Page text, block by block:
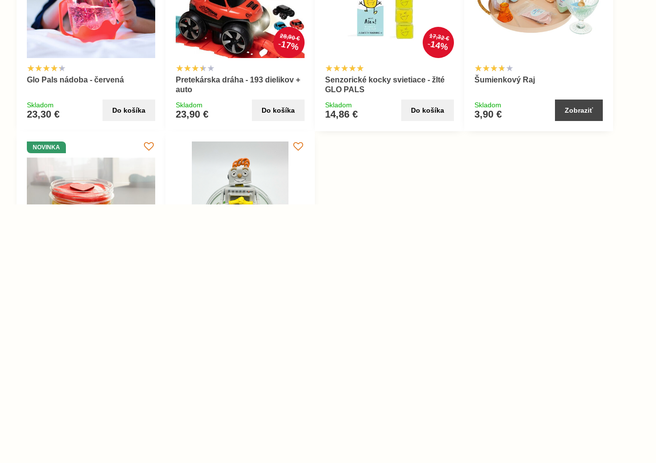
Glo Pals nádoba - červená
Skladom
23,30 € Do košíka
28,90 €
17%
Pretekárska dráha - 193 dielikov +
auto
Skladom
23,90 € Do košíka
17,32 €
14%
Senzorické kocky svietiace - žlté
GLO PALS
Skladom
14,86 € Do košíka
Šumienkový Raj
Skladom
3,90 € Zobraziť
NOVINKA